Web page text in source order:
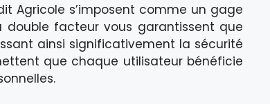
Agricole s’imposent comme un gage
double facteur vous garantissent que
ainsi significativement la sécurité
que chaque utilisateur bénéficie